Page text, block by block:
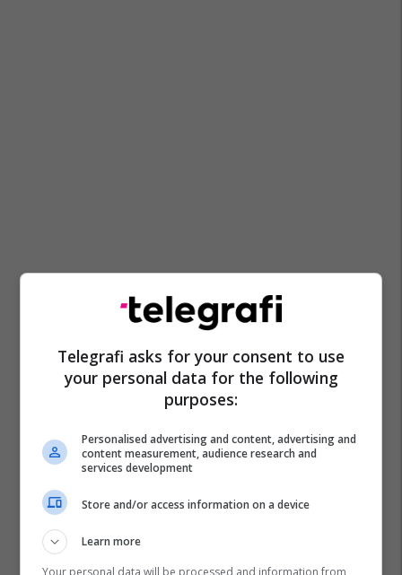
Telegrafi asks for your consent to use
your personal data for the following
purposes:
Personalised advertising and content, advertising and
content measurement, audience research and
services development
Store and/or access information on a device
Learn more
Your personal data will be processed and information from